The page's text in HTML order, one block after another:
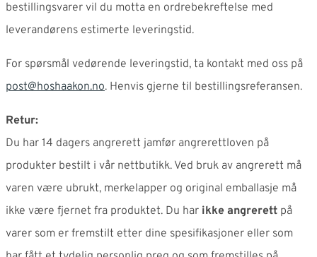
bestillingsvarer vil du motta en ordrebekreftelse med
leverandørens estimerte leveringstid.
For spørsmål vedørende leveringstid, ta kontakt med oss på
post@hoshaakon.no. Henvis gjerne til bestillingsreferansen.
Retur:
Du har 14 dagers angrerett jamfør angrerettloven på
produkter bestilt i vår nettbutikk. Ved bruk av angrerett må
varen være ubrukt, merkelapper og original emballasje må
ikke være fjernet fra produktet. Du har ikke angrerett på
varer som er fremstilt etter dine spesifikasjoner eller som